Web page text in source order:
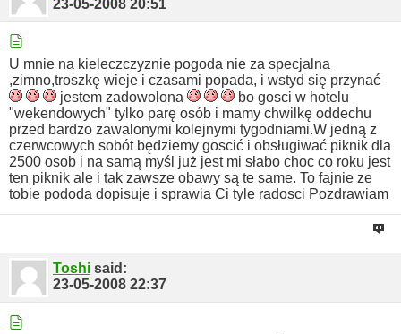
23-05-2008 20:51
U mnie na kieleczczyznie pogoda nie za specjalna
,zimno,troszkę wieje i czasami popada, i wstyd się przynać
jestem zadowolona
bo gosci w hotelu
"wekendowych" tylko parę osób i mamy chwilkę oddechu
przed bardzo zawalonymi kolejnymi tygodniami.W jedną z
czerwcowych sobót będziemy goscić i obsługiwać piknik dla
2500 osob i na samą myśl już jest mi słabo choc co roku jest
ten piknik ale i tak zawsze obawy są te same. To fajnie ze
tobie pododa dopisuje i sprawia Ci tyle radosci Pozdrawiam
Toshi said:
23-05-2008 22:37